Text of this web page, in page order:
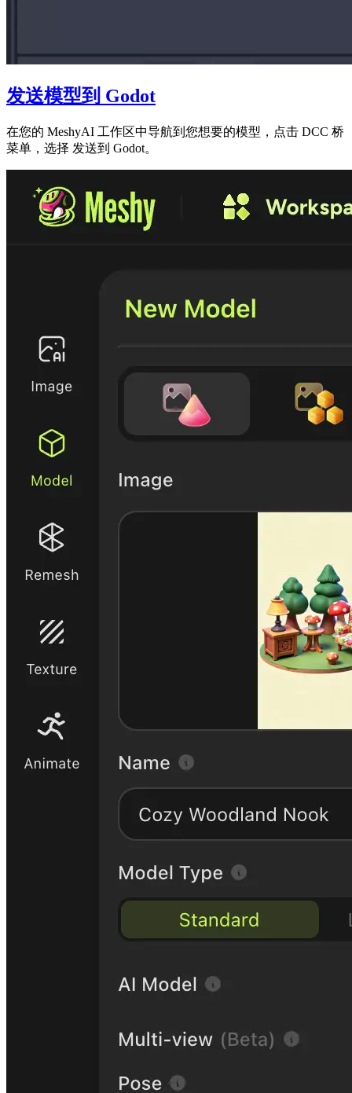
发送模型到 Godot
在您的 MeshyAI 工作区中导航到您想要的模型，点击 DCC 桥
菜单，选择 发送到 Godot。